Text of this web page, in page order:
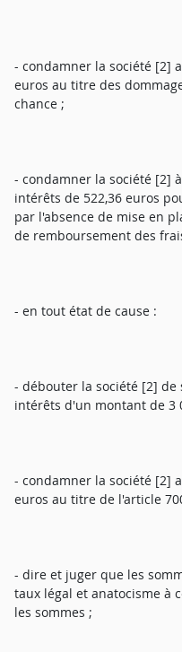
- condamner la société [2]
euros au titre des
chance ;
- condamner la société [2]
intérêts de 522,36 euros
par l'absence de mise en
de remboursement des
- en tout état de cause :
- débouter la société [2] de
intérêts d'un montant de 3
- condamner la société [2]
euros au titre de l'article
- dire et juger que les
taux légal et anatocisme à
les sommes ;